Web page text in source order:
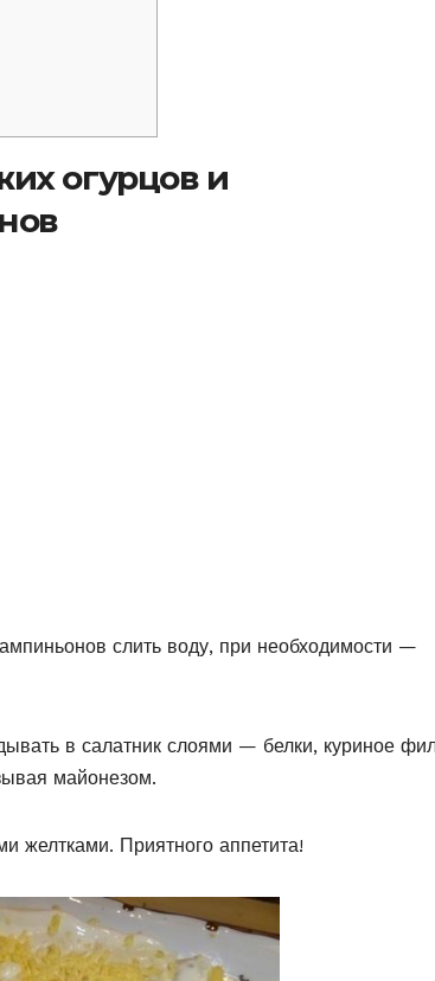
огурцов и
слить воду, при необходимости —
в салатник слоями — белки, куриное
майонезом.
желтками. Приятного аппетита!